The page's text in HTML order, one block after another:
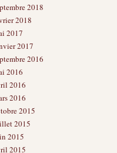
2018
2018
2017
2017
2016
2016
2016
2016
2015
2015
2015
2015